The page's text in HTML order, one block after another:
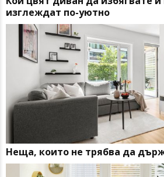
изглеждат по-уютно
Неща, които не трябва да